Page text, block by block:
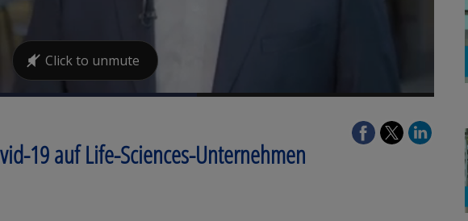
19 auf Life-Sciences-Unternehmen